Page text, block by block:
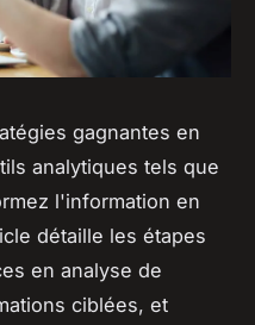
gagnantes en
analytiques tels que
l'information en
détaille les étapes
en analyse de
ciblées, et